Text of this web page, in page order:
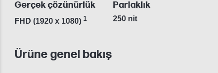
Gerçek çözünürlük
FHD (1920 x 1080) 1
Parlaklık
250 nit
Ürüne genel bakış